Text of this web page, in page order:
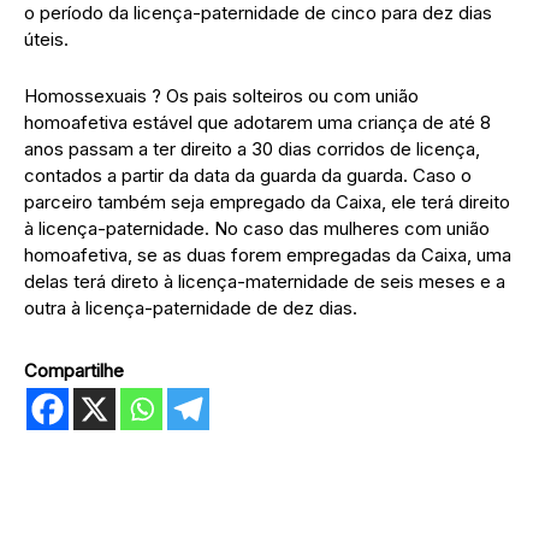
o período da licença-paternidade de cinco para dez dias
úteis.
Homossexuais ? Os pais solteiros ou com união
homoafetiva estável que adotarem uma criança de até 8
anos passam a ter direito a 30 dias corridos de licença,
contados a partir da data da guarda da guarda. Caso o
parceiro também seja empregado da Caixa, ele terá direito
à licença-paternidade. No caso das mulheres com união
homoafetiva, se as duas forem empregadas da Caixa, uma
delas terá direto à licença-maternidade de seis meses e a
outra à licença-paternidade de dez dias.
Compartilhe